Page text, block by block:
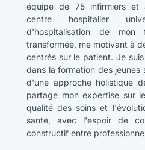
équipe de 75 infirmiers et
centre hospitalier
d'hospitalisation de mon
transformée, me motivant à
centrés sur le patient. Je
dans la formation des jeunes
d'une approche holistique
partage mon expertise sur
qualité des soins et
santé, avec l'espoir de
constructif entre